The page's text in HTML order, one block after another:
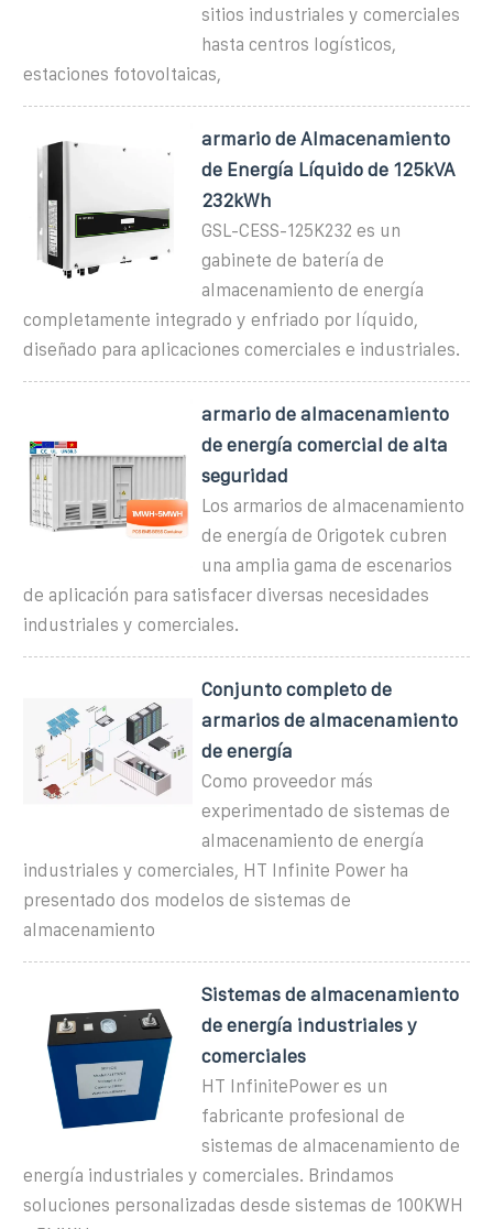
sitios industriales y comerciales
hasta centros logísticos,
estaciones fotovoltaicas,
armario de Almacenamiento
de Energía Líquido de 125kVA
232kWh
GSL-CESS-125K232 es un
gabinete de batería de
almacenamiento de energía
completamente integrado y enfriado por líquido,
diseñado para aplicaciones comerciales e industriales.
armario de almacenamiento
de energía comercial de alta
seguridad
Los armarios de almacenamiento
de energía de Origotek cubren
una amplia gama de escenarios
de aplicación para satisfacer diversas necesidades
industriales y comerciales.
Conjunto completo de
armarios de almacenamiento
de energía
Como proveedor más
experimentado de sistemas de
almacenamiento de energía
industriales y comerciales, HT Infinite Power ha
presentado dos modelos de sistemas de
almacenamiento
Sistemas de almacenamiento
de energía industriales y
comerciales
HT InfinitePower es un
fabricante profesional de
sistemas de almacenamiento de
energía industriales y comerciales. Brindamos
soluciones personalizadas desde sistemas de 100KWH